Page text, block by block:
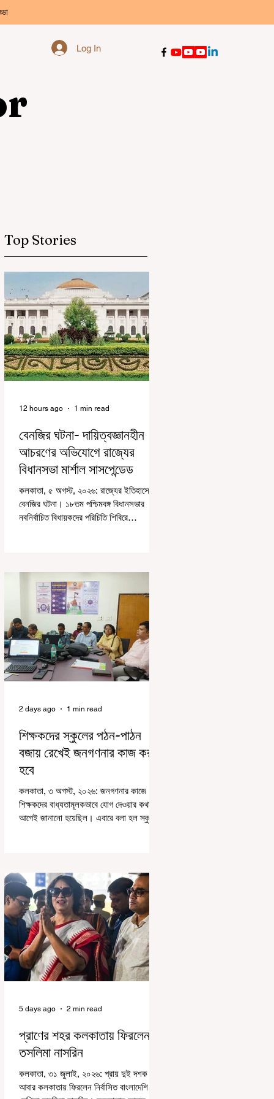
Log In
Top Stories
বেনজির ঘটনা- দায়িত্বজ্ঞানহীন
আচরণের অভিযোগে রাজ্যের
বিধানসভা মার্শাল সাসপেন্ডেড
কলকাতা, ৫ অগস্ট, ২০২৬: রাজ্যের ইতিহাসে
বেনজির ঘটনা। ১৮তম পশ্চিমবঙ্গ বিধানসভার
নবনির্বাচিত বিধায়কদের পরিচিতি শিবিরে
তাঁর পদচ্যুতির লিখিত নির্দেশনামা জারি করা হয়।
বিধানসভার ইতিহাসে, কোনও পদে থাকা মার্শালকে
সাসপেন্ড করার ঘটনা রাজ্যে এই প্রথম।
বিধানসভার নবনির্বাচিত বিধায়কদের নিয়ে আয়োজিত
উচ্চপর্যায়ের ওরিয়েন্টেশন বা পরিচিতি শিবিরে দায়িত্ব
পালনের ক্ষেত্রে একা
12 hours ago 1 min read
শিক্ষকদের স্কুলের পঠন-পাঠন
বজায় রেখেই জনগণনার কাজ করতে
হবে
কলকাতা, ৩ অগস্ট, ২০২৬: জনগণনার কাজে
শিক্ষকদের বাধ্যতামূলকভাবে যোগ দেওয়ার কথা
আগেই জানানো হয়েছিল। এবারে বলা হল স্কুলের
জনগণনার কাজ করতে হবে, যাতে স্কুলের সাধারণ
কাজকর্ম বা পঠনপাঠন ব্যাহত না হয়। স্কুল বা
ক্লাসের সময়ের পরে অথবা সপ্তাহান্তে তাঁদের
জনগণনার কাজ করতে হবে বলে রাজ্যের স্কুলশিক্ষা
দফতরের তরফে জানানো হয়েছে। অর্থাৎ অন-ডিউটি
পাচ্ছেন শিক্ষকরা।
2 days ago 1 min read
প্রাণের শহর কলকাতায় ফিরলেন
তসলিমা নাসরিন
কলকাতা, ৩১ জুলাই, ২০২৬: প্রায় দুই দশক পর
আবার কলকাতায় ফিরলেন নির্বাসিত বাংলাদেশি
5 days ago 2 min read